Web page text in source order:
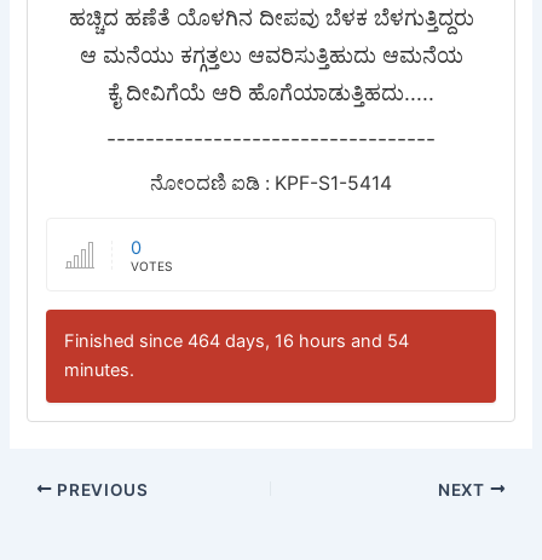
ಹಚ್ಚಿದ ಹಣೆತೆ ಯೊಳಗಿನ ದೀಪವು ಬೆಳಕ ಬೆಳಗುತ್ತಿದ್ದರು
ಆ ಮನೆಯು ಕಗ್ಗತ್ತಲು ಆವರಿಸುತ್ತಿಹುದು ಆಮನೆಯ
ಕೈ ದೀವಿಗೆಯೆ ಆರಿ ಹೊಗೆಯಾಡುತ್ತಿಹದು.....
----------------------------------
ನೋಂದಣಿ ಐಡಿ : KPF-S1-5414
0
VOTES
Finished since 464 days, 16 hours and 54
minutes.
PREVIOUS NEXT